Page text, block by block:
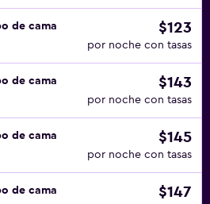
de cama
$123
por noche con tasas
de cama
$143
por noche con tasas
de cama
$145
por noche con tasas
de cama
$147